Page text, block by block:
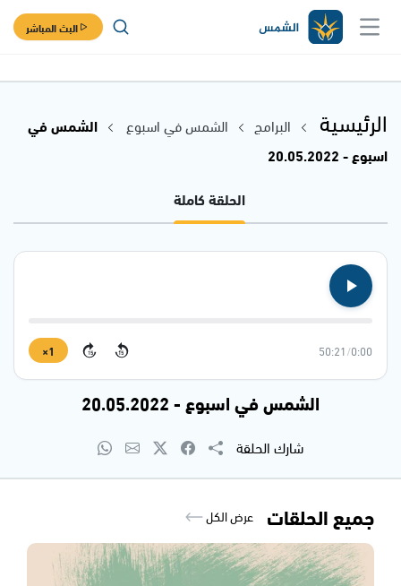
البث المباشر
الرئيسية البرامج الشمس في اسبوع
الشمس في
اسبوع - 20.05.2022
الحلقة كاملة
0:00
/
50:21
15
15
1×
الشمس في اسبوع - 20.05.2022
شارك الحلقة
جميع الحلقات عرض الكل